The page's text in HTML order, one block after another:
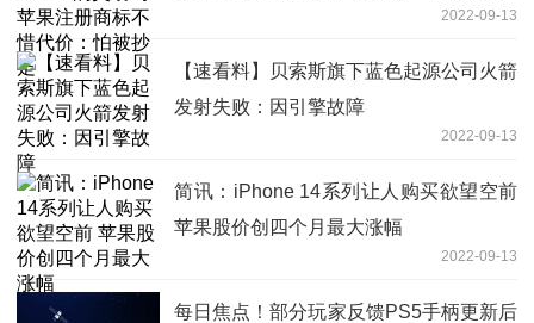
2022-09-13
【速看料】贝索斯旗下蓝色起源公司火箭
发射失败：因引擎故障
2022-09-13
简讯：iPhone 14系列让人购买欲望空前
苹果股价创四个月最大涨幅
2022-09-13
每日焦点！部分玩家反馈PS5手柄更新后